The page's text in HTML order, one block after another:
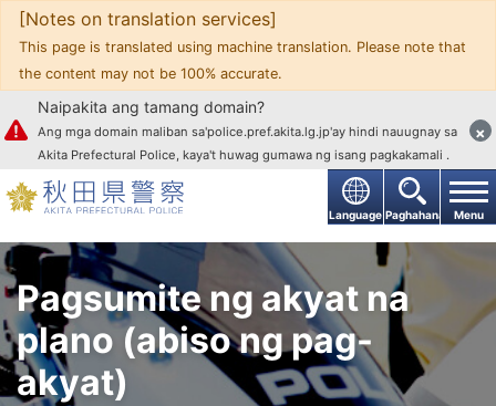
Upang mag-text
Language Paghahanap Menu
Naipakita ang tamang domain?
Ang mga domain maliban sa'police.pref.akita.lg.jp'ay hindi nauugnay sa
Akita Prefectural Police, kaya't huwag gumawa ng isang pagkakamali .
×
[Notes on translation services]
This page is translated using machine translation. Please note that
the content may not be 100% accurate.
Pagsumite ng akyat na
plano (abiso ng pag-
akyat)